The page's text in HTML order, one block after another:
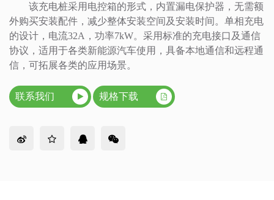
该充电桩采用电控箱的形式，内置漏电保护器，无需额
外购买安装配件，减少整体安装空间及安装时间。单相充电
的设计，电流32A，功率7kW。采用标准的充电接口及通信
协议，适用于各类新能源汽车使用，具备本地通信和远程通
信，可拓展各类的应用场景。
联系我们 规格下载